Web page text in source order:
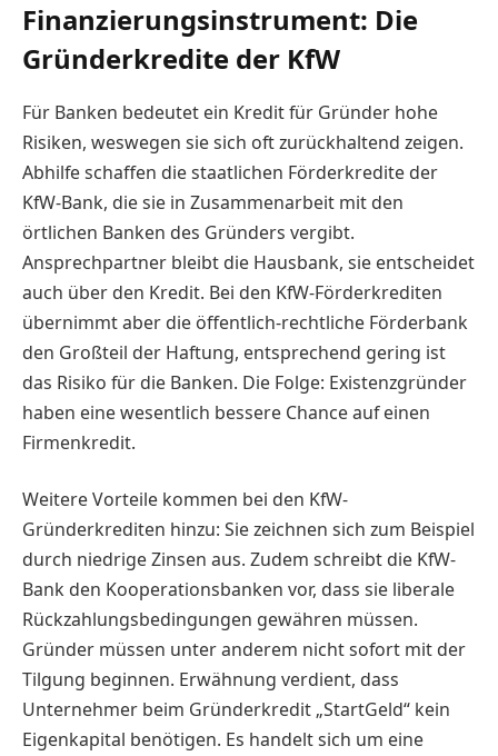
Finanzierungsinstrument: Die
Gründerkredite der KfW
Für Banken bedeutet ein Kredit für Gründer hohe
Risiken, weswegen sie sich oft zurückhaltend zeigen.
Abhilfe schaffen die staatlichen Förderkredite der
KfW-Bank, die sie in Zusammenarbeit mit den
örtlichen Banken des Gründers vergibt.
Ansprechpartner bleibt die Hausbank, sie entscheidet
auch über den Kredit. Bei den KfW-Förderkrediten
übernimmt aber die öffentlich-rechtliche Förderbank
den Großteil der Haftung, entsprechend gering ist
das Risiko für die Banken. Die Folge: Existenzgründer
haben eine wesentlich bessere Chance auf einen
Firmenkredit.
Weitere Vorteile kommen bei den KfW-
Gründerkrediten hinzu: Sie zeichnen sich zum Beispiel
durch niedrige Zinsen aus. Zudem schreibt die KfW-
Bank den Kooperationsbanken vor, dass sie liberale
Rückzahlungsbedingungen gewähren müssen.
Gründer müssen unter anderem nicht sofort mit der
Tilgung beginnen. Erwähnung verdient, dass
Unternehmer beim Gründerkredit „StartGeld“ kein
Eigenkapital benötigen. Es handelt sich um eine